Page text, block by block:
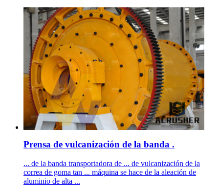
Prensa de vulcanización de la banda .
... de la banda transportadora de ... de vulcanización de la
correa de goma tan ... máquina se hace de la aleación de
aluminio de alta ...